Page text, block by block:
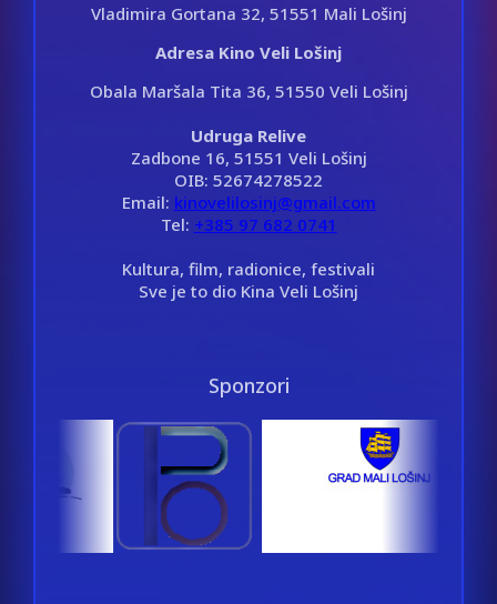
Vladimira Gortana 32, 51551 Mali Lošinj
Adresa Kino Veli Lošinj
Obala Maršala Tita 36, 51550 Veli Lošinj
Udruga Relive
Zadbone 16, 51551 Veli Lošinj
OIB: 52674278522
Email: kinovelilosinj@gmail.com
Tel: +385 97 682 0741
Kultura, film, radionice, festivali
Sve je to dio Kina Veli Lošinj
Sponzori